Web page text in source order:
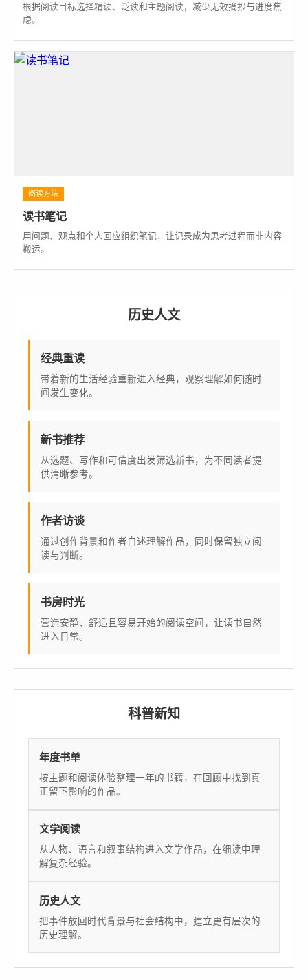
根据阅读目标选择精读、泛读和主题阅读，减少无效摘抄与进度焦
虑。
阅读方法
读书笔记
用问题、观点和个人回应组织笔记，让记录成为思考过程而非内容
搬运。
历史人文
经典重读
带着新的生活经验重新进入经典，观察理解如何随时
间发生变化。
新书推荐
从选题、写作和可信度出发筛选新书，为不同读者提
供清晰参考。
作者访谈
通过创作背景和作者自述理解作品，同时保留独立阅
读与判断。
书房时光
营造安静、舒适且容易开始的阅读空间，让读书自然
进入日常。
科普新知
年度书单
按主题和阅读体验整理一年的书籍，在回顾中找到真
正留下影响的作品。
文学阅读
从人物、语言和叙事结构进入文学作品，在细读中理
解复杂经验。
历史人文
把事件放回时代背景与社会结构中，建立更有层次的
历史理解。